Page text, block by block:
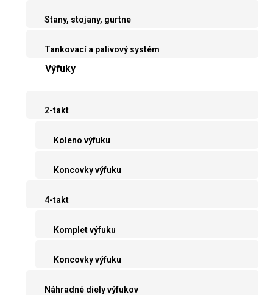
Stany, stojany, gurtne
Tankovací a palivový systém
Výfuky
2-takt
Koleno výfuku
Koncovky výfuku
4-takt
Komplet výfuku
Koncovky výfuku
Náhradné diely výfukov